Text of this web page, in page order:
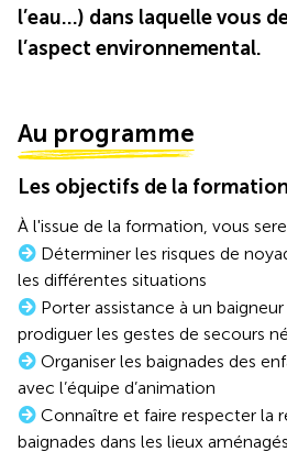
l’eau...) dans laquelle vous
l’aspect environnemental.
Au programme
Les objectifs de la formation
À l'issue de la formation, vous
Déterminer les risques de
les différentes situations
Porter assistance à un
prodiguer les gestes de secours
Organiser les baignades des
avec l’équipe d’animation
Connaître et faire respecter la
baignades dans les lieux